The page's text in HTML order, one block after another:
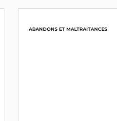
ABANDONS ET MALTRAITANCES